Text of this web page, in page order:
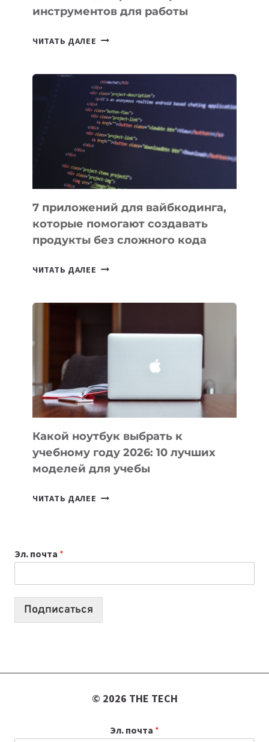
инструментов для работы
ЧИТАТЬ ДАЛЕЕ ТАСК-
ПОЛЕЗНЫХ
ИНСТРУМЕНТОВ
ДЛЯ
РАБОТЫ
7 приложений для вайбкодинга,
которые помогают создавать
продукты без сложного кода
ЧИТАТЬ ДАЛЕЕ 7
ПОМОГАЮТ
СОЗДАВАТЬ
БЕЗ
СЛОЖНОГО
КОДА
Какой ноутбук выбрать к
учебному году 2026: 10 лучших
моделей для учебы
ЧИТАТЬ ДАЛЕЕ КАКОЙ
2026:
10
Эл. почта *
Подписаться
© 2026 THE TECH
Эл. почта *